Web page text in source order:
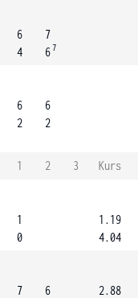
6
4
7
67
6
2
6
2
1 2 3
Kurs
1
0
1.19
4.04
7
6
2.88